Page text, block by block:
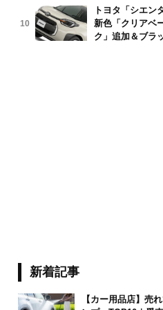
Redel / stock.adobe.com
10
トヨタ「シエ
新色「クリアベ
ク」追加＆ブラ
新着記事
【カー用品店】売